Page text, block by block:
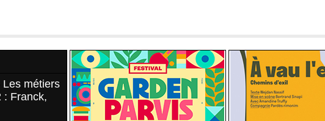
Les métiers
: Franck,